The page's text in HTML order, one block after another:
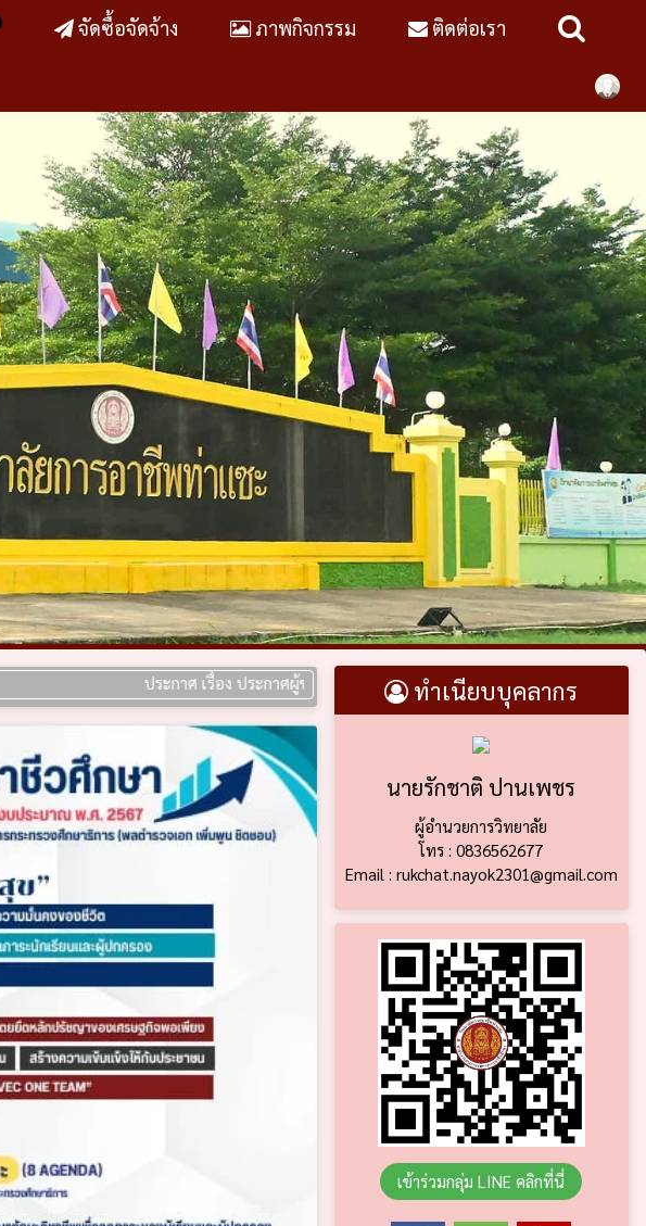
จัดซื้อจัดจ้าง ภาพกิจกรรม ติดต่อเรา
ประกาศ เรื่อง ประกาศผู้ชนะการเสนอราคา ประกวดราคาซื้อห้องปฏิบัติการการเขียน
ทำเนียบบุคลากร
นายรักชาติ ปานเพชร
ผู้อำนวยการวิทยาลัย
โทร : 0836562677
Email : rukchat.nayok2301@gmail.com
เข้าร่วมกลุ่ม LINE คลิกที่นี่